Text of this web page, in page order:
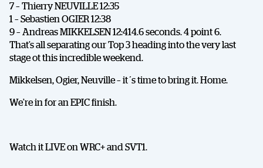
7 – Thierry NEUVILLE 12:35
1 – Sebastien OGIER 12:38
9 – Andreas MIKKELSEN 12:414.6 seconds. 4 point 6.
That’s all separating our Top 3 heading into the very last
stage ot this incredible weekend.
Mikkelsen, Ogier, Neuville – it´s time to bring it. Home.
We’re in for an EPIC finish.
Watch it LIVE on WRC+ and SVT1.